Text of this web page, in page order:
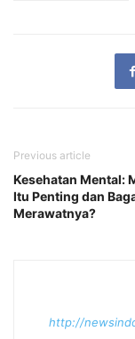
Previous article
Kesehatan Mental:
Itu Penting dan
Merawatnya?
http://